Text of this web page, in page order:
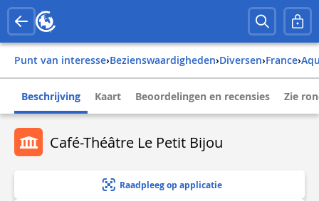
Punt van interesse› Bezienswaardigheden› Diversen› france›
Beschrijving Kaart Beoordelingen en recensies Zie
Café-Théâtre Le Petit Bijou
Raadpleeg op applicatie